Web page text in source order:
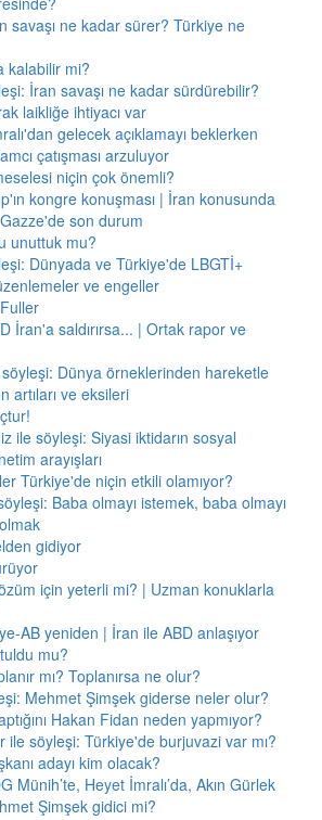
savaşı ne kadar sürer? Türkiye ne
kalabilir mi?
İran savaşı ne kadar sürdürebilir?
laikliğe ihtiyacı var
gelecek açıklamayı beklerken
çatışması arzuluyor
niçin çok önemli?
kongre konuşması | İran konusunda
son durum
unuttuk mu?
Dünyada ve Türkiye'de LBGTİ+
ve engeller
İran'a saldırırsa... | Ortak rapor ve
Dünya örneklerinden hareketle
artıları ve eksileri
ile söyleşi: Siyasi iktidarın sosyal
arayışları
Türkiye'de niçin etkili olamıyor?
Baba olmayı istemek, baba olmayı
gidiyor
için yeterli mi? | Uzman konuklarla
AB yeniden | İran ile ABD anlaşıyor
mu?
mı? Toplanırsa ne olur?
Mehmet Şimşek giderse neler olur?
Hakan Fidan neden yapmıyor?
ile söyleşi: Türkiye'de burjuvazi var mı?
adayı kim olacak?
Münih’te, Heyet İmralı’da, Akın Gürlek
Şimşek gidici mi?